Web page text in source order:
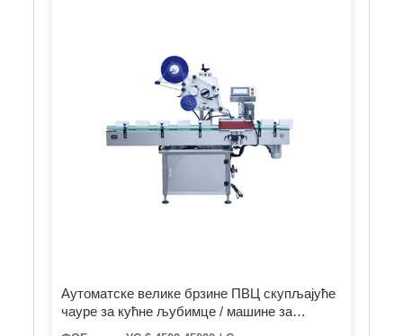
Аутоматске велике брзине ПВЦ скупљајуће
чауре за кућне љубимце / машине за
топљење топлих лепкова / самољепљиве